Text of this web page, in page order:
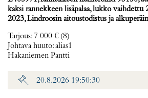
kaksi rannekkeen lisäpalaa, lukko vaihdettu
2023, Lindroosin aitoustodistus ja
Tarjous:7 000 € (8)
Johtava huuto:alias1
Hakaniemen Pantti
20.8.2026 19:50:30